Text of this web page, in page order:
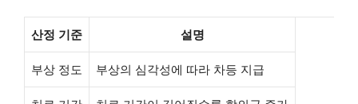
산정 기준 설명
부상 정도 부상의 심각성에 따라 차등 지급